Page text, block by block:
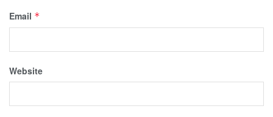
Email *
Website